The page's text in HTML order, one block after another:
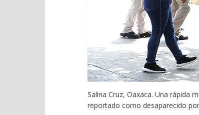
Salina Cruz, Oaxaca. Una rápida
reportado como desaparecido